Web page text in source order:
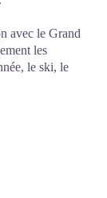
avec le Grand
les
le ski, le